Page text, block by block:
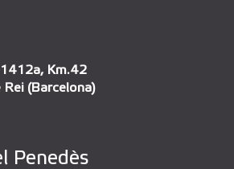
1412a, Km.42
(Barcelona)
Penedès